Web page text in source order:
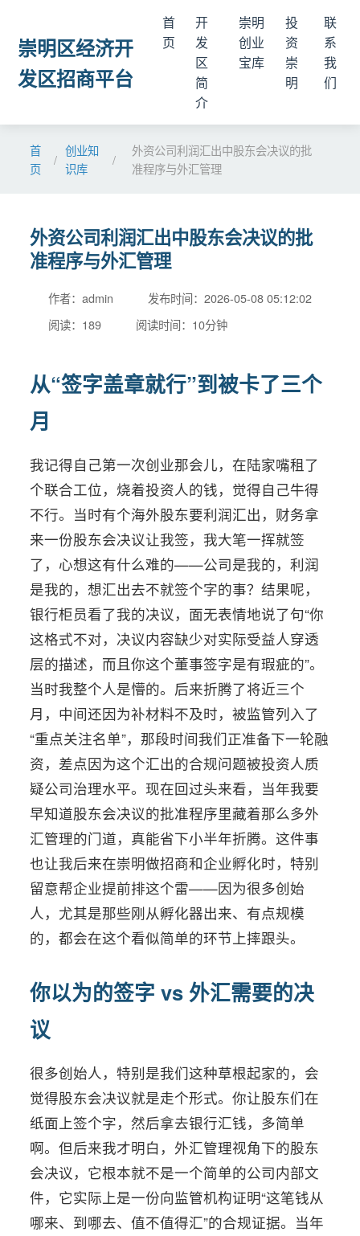
崇明区经济开
发区招商平台
首
页
开
发
区
简
介
崇明
创业
宝库
投
资
崇
明
联
系
我
们
首
页
/
创业知
识库
/
外资公司利润汇出中股东会决议的批
准程序与外汇管理
外资公司利润汇出中股东会决议的批
准程序与外汇管理
作者：admin
发布时间：2026-05-08 05:12:02
阅读：189
阅读时间：10分钟
从“签字盖章就行”到被卡了三个
月
我记得自己第一次创业那会儿，在陆家嘴租了
个联合工位，烧着投资人的钱，觉得自己牛得
不行。当时有个海外股东要利润汇出，财务拿
来一份股东会决议让我签，我大笔一挥就签
了，心想这有什么难的——公司是我的，利润
是我的，想汇出去不就签个字的事？结果呢，
银行柜员看了我的决议，面无表情地说了句“你
这格式不对，决议内容缺少对实际受益人穿透
层的描述，而且你这个董事签字是有瑕疵的”。
当时我整个人是懵的。后来折腾了将近三个
月，中间还因为补材料不及时，被监管列入了
“重点关注名单”，那段时间我们正准备下一轮融
资，差点因为这个汇出的合规问题被投资人质
疑公司治理水平。现在回过头来看，当年我要
早知道股东会决议的批准程序里藏着那么多外
汇管理的门道，真能省下小半年折腾。这件事
也让我后来在崇明做招商和企业孵化时，特别
留意帮企业提前排这个雷——因为很多创始
人，尤其是那些刚从孵化器出来、有点规模
的，都会在这个看似简单的环节上摔跟头。
你以为的签字 vs 外汇需要的决
议
很多创始人，特别是我们这种草根起家的，会
觉得股东会决议就是走个形式。你让股东们在
纸面上签个字，然后拿去银行汇钱，多简单
啊。但后来我才明白，外汇管理视角下的股东
会决议，它根本就不是一个简单的公司内部文
件，它实际上是一份向监管机构证明“这笔钱从
哪来、到哪去、值不值得汇”的合规证据。当年